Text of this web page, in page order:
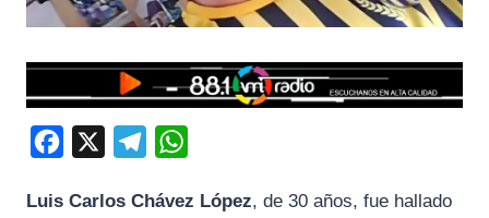
c
l
a
Luis Carlos Chávez López, de 30 años, fue hallado